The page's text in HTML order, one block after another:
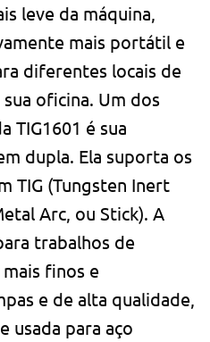
leve da máquina,
mais portátil e
diferentes locais de
oficina. Um dos
TIG1601 é sua
dupla. Ela suporta os
TIG (Tungsten Inert
Arc, ou Stick). A
trabalhos de
finos e
e de alta qualidade,
usada para aço